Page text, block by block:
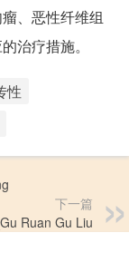
、恶性纤维组
治疗措施。
性
下一篇
Ruan Gu Liu